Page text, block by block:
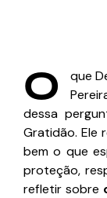
O
que
dessa
Gratidão. Ele
bem o que
proteção,
refletir sobre